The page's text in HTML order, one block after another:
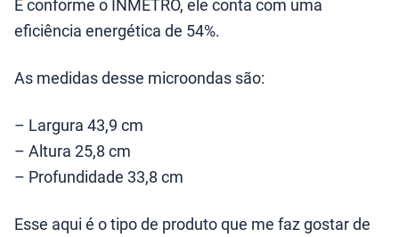
E conforme o INMETRO, ele conta com uma
eficiência energética de 54%.
As medidas desse microondas são:
– Largura 43,9 cm
– Altura 25,8 cm
– Profundidade 33,8 cm
Esse aqui é o tipo de produto que me faz gostar de